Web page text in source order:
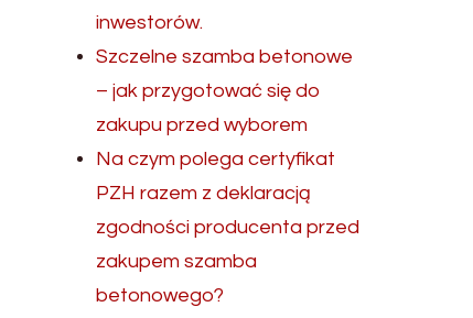
inwestorów.
Szczelne szamba betonowe
– jak przygotować się do
zakupu przed wyborem
Na czym polega certyfikat
PZH razem z deklaracją
zgodności producenta przed
zakupem szamba
betonowego?